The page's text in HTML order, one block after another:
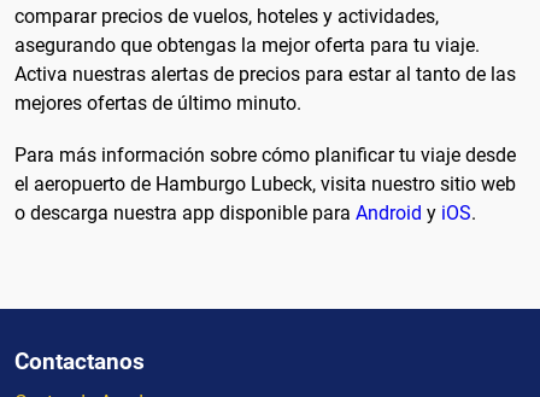
comparar precios de vuelos, hoteles y actividades,
asegurando que obtengas la mejor oferta para tu viaje.
Activa nuestras alertas de precios para estar al tanto de las
mejores ofertas de último minuto.
Para más información sobre cómo planificar tu viaje desde
el aeropuerto de Hamburgo Lubeck, visita nuestro sitio web
o descarga nuestra app disponible para Android y iOS.
Contactanos